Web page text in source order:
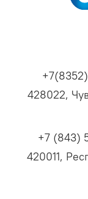
428022,
+7 (843)
420011,